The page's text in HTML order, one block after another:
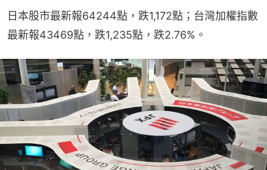
日本股市最新報64244點，跌1,172點；台灣加權指數
最新報43469點，跌1,235點，跌2.76%。